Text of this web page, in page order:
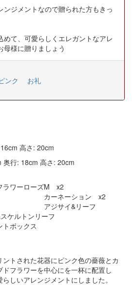
ンジメントなので贈られた方もきっ
めて、可愛らしくエレガントなアレ
母様に贈りましょう
ンク お礼
高さ: 20cm
奥行: 18cm 高さ: 20cm
ラワーローズM x2
ション x2
&リーフ
トンリーフ
ボックス
トされた花器にピンク色の薔薇とカ
フラワーを中心にを一杯に配置し
しいアレンジメントにしました。